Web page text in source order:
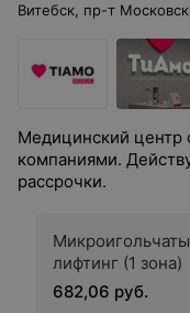
Витебск, пр-т
Медицинский центр
компаниями.
рассрочки.
лифтинг (1 зона)
682,06 руб.